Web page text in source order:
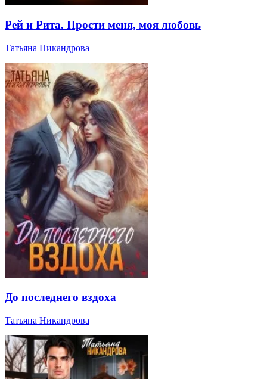
Рей и Рита. Прости меня, моя любовь
Татьяна Никандрова
До последнего вздоха
Татьяна Никандрова